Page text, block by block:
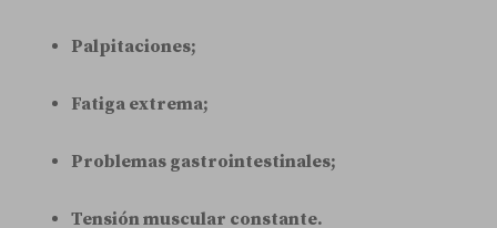
Palpitaciones;
Fatiga extrema;
Problemas gastrointestinales;
Tensión muscular constante.